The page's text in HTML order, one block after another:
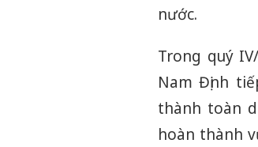
nước.
Trong quý
Nam Định
thành toàn
hoàn thành